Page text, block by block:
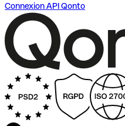
Connexion API Qonto